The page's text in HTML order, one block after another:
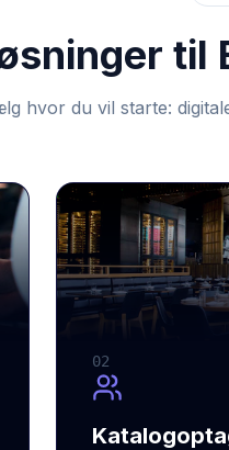
til
hvor du vil starte:
02